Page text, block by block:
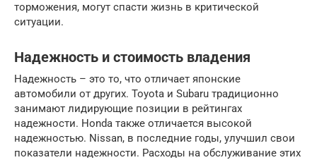
торможения, могут спасти жизнь в критической
ситуации.
Надежность и стоимость владения
Надежность – это то, что отличает японские
автомобили от других. Toyota и Subaru традиционно
занимают лидирующие позиции в рейтингах
надежности. Honda также отличается высокой
надежностью. Nissan, в последние годы, улучшил свои
показатели надежности. Расходы на обслуживание этих